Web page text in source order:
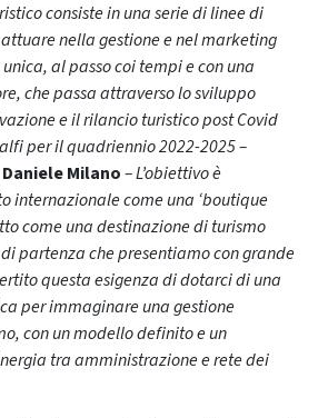
consiste in una serie di linee di
nella gestione e nel marketing
al passo coi tempi e con una
che passa attraverso lo sviluppo
e il rilancio turistico post Covid
per il quadriennio 2022-2025 –
Milano– L’obiettivo è
internazionale come una ‘boutique
come una destinazione di turismo
partenza che presentiamo con grande
questa esigenza di dotarci di una
per immaginare una gestione
con un modello definito e un
tra amministrazione e rete dei